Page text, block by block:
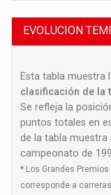
EVOLUCION
Esta tabla muestra
clasificación de la
Se refleja la
puntos totales en
de la tabla muestra
campeonato de
* Los Grandes
corresponde a